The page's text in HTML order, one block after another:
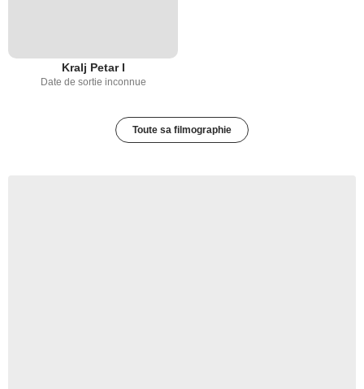
Kralj Petar I
Date de sortie inconnue
Toute sa filmographie